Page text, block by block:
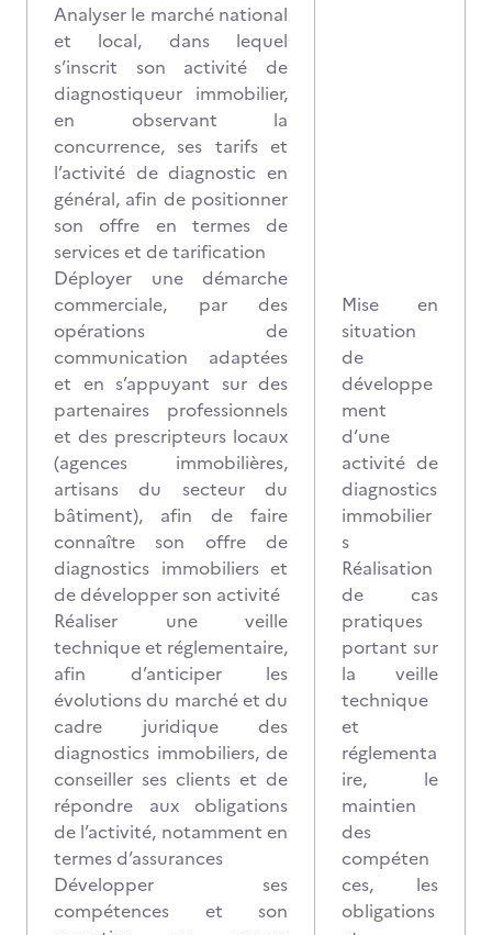
Analyser le marché national
et local, dans lequel
s’inscrit son activité de
diagnostiqueur immobilier,
en observant la
concurrence, ses tarifs et
l’activité de diagnostic en
général, afin de positionner
son offre en termes de
services et de tarification
Déployer une démarche
commerciale, par des
opérations de
communication adaptées
et en s’appuyant sur des
partenaires professionnels
et des prescripteurs locaux
(agences immobilières,
artisans du secteur du
bâtiment), afin de faire
connaître son offre de
diagnostics immobiliers et
de développer son activité
Réaliser une veille
technique et réglementaire,
afin d’anticiper les
évolutions du marché et du
cadre juridique des
diagnostics immobiliers, de
conseiller ses clients et de
répondre aux obligations
de l’activité, notamment en
termes d’assurances
Développer ses
compétences et son
Mise en
situation
de
développe
ment
d’une
activité de
diagnostics
immobilier
s
Réalisation
de cas
pratiques
portant sur
la veille
technique
et
réglementa
ire, le
maintien
des
compéten
ces, les
obligations